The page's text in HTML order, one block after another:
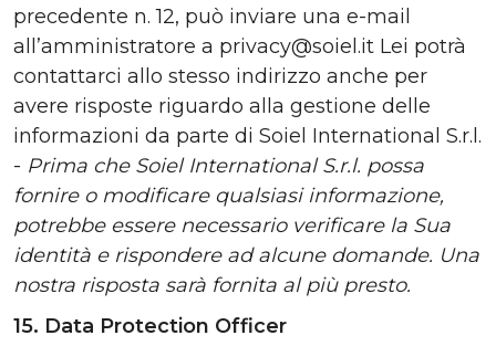
precedente n. 12, può inviare una e-mail
all’amministratore a privacy@soiel.it Lei potrà
contattarci allo stesso indirizzo anche per
avere risposte riguardo alla gestione delle
informazioni da parte di Soiel International S.r.l.
- Prima che Soiel International S.r.l. possa
fornire o modificare qualsiasi informazione,
potrebbe essere necessario verificare la Sua
identità e rispondere ad alcune domande. Una
nostra risposta sarà fornita al più presto.
15. Data Protection Officer